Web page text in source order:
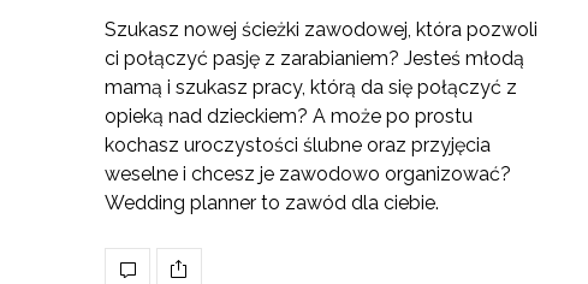
Szukasz nowej ścieżki zawodowej, która pozwoli
ci połączyć pasję z zarabianiem? Jesteś młodą
mamą i szukasz pracy, którą da się połączyć z
opieką nad dzieckiem? A może po prostu
kochasz uroczystości ślubne oraz przyjęcia
weselne i chcesz je zawodowo organizować?
Wedding planner to zawód dla ciebie.